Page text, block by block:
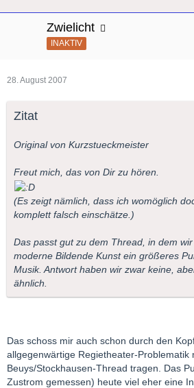
Zwielicht
INAKTIV
28. August 2007
Zitat
Original von Kurzstueckmeister
Freut mich, das von Dir zu hören.
(Es zeigt nämlich, dass ich womöglich
komplett falsch einschätze.)
Das passt gut zu dem Thread, in dem
moderne Bildende Kunst ein größeres
Musik. Antwort haben wir zwar keine,
ähnlich.
Das schoss mir auch schon durch den
allgegenwärtige Regietheater-Problematik
Beuys/Stockhausen-Thread tragen. Das
Zustrom gemessen) heute viel eher eine